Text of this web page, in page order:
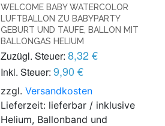
WELCOME BABY WATERCOLOR
LUFTBALLON ZU BABYPARTY
GEBURT UND TAUFE, BALLON MIT
BALLONGAS HELIUM
Zuzügl. Steuer: 8,32 €
Inkl. Steuer: 9,90 €
zzgl.Versandkosten
Lieferzeit: lieferbar / inklusive
Helium, Ballonband und